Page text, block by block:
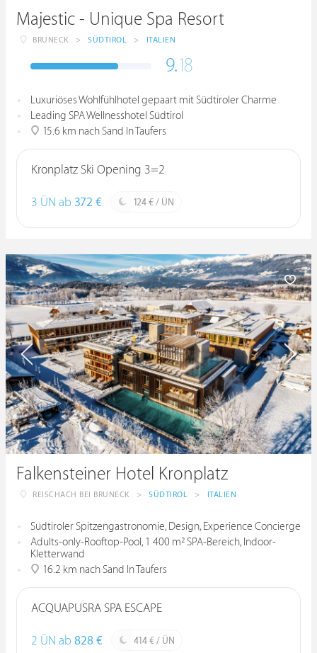
Majestic - Unique Spa Resort
BRUNECK > SÜDTIROL > ITALIEN
9.18
Luxuriöses Wohlfühlhotel gepaart mit Südtiroler Charme
Leading SPA Wellnesshotel Südtirol
15.6 km nach Sand In Taufers
Kronplatz Ski Opening 3=2
3 ÜN ab 372 € 124 € / ÜN
Falkensteiner Hotel Kronplatz
REISCHACH BEI BRUNECK > SÜDTIROL > ITALIEN
Südtiroler Spitzengastronomie, Design, Experience Concierge
Adults-only-Rooftop-Pool, 1 400 m² SPA-Bereich, Indoor-
Kletterwand
16.2 km nach Sand In Taufers
ACQUAPUSRA SPA ESCAPE
2 ÜN ab 828 € 414 € / ÜN